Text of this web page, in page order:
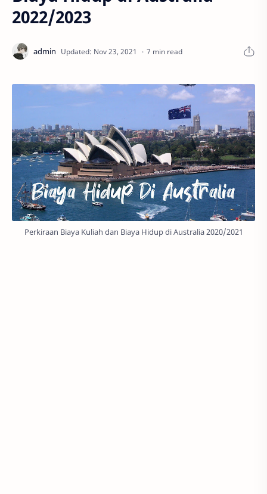
2022/2023
7 min read
Perkiraan Biaya Kuliah dan Biaya Hidup di Australia 2020/2021